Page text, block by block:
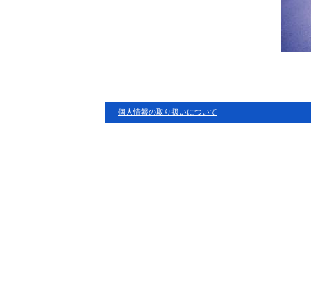
個人情報の取り扱いについて